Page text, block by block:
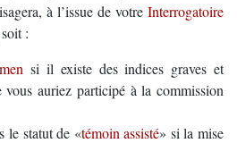
à l’issue de votre Interrogatoire
:
si il existe des indices graves et
auriez participé à la commission
le statut de «témoin assisté» si la mise